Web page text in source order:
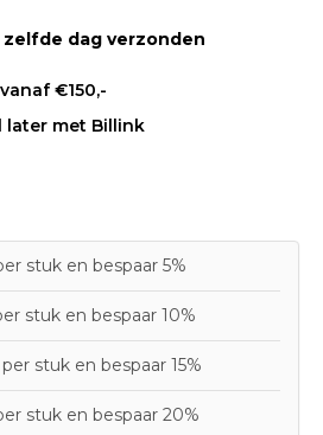
zelfde dag verzonden
€150,-
later met Billink
stuk en bespaar 5%
stuk en bespaar 10%
stuk en bespaar 15%
stuk en bespaar 20%